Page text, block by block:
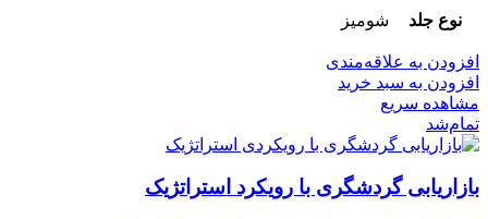
نوع جلد شومیز
افزودن به علاقه‌مندی
افزودن به سبد خرید
مشاهده سریع
تمام‌شد
بازاریابی گردشگری با رویکرد استراتژیک